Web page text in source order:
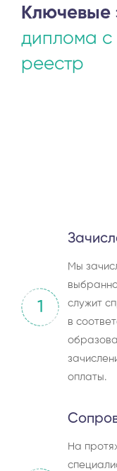
Ключевые
диплома с
реестр
1
Мы
служит
в
оплаты.
На